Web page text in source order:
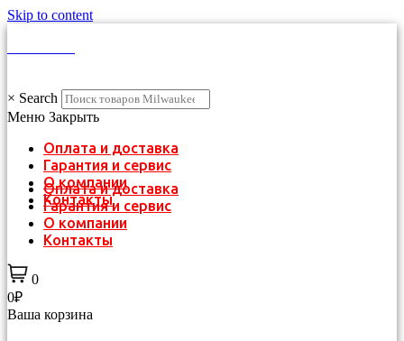
Skip to content
× Search
Меню Закрыть
Оплата и доставка
Гарантия и сервис
О компании
Контакты
Оплата и доставка
Гарантия и сервис
О компании
Контакты
0
0₽
Ваша корзина